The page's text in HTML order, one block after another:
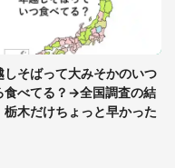
しそばって大みそかのいつ
食べてる？→全国調査の結
栃木だけちょっと早かった